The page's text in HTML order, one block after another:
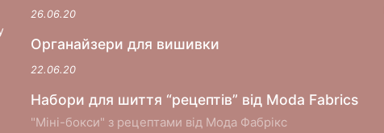
26.06.20
Органайзери для вишивки
22.06.20
Набори для шиття “рецептів” від Moda Fabrics
"Міні-бокси" з рецептами від Мода Фабрікс